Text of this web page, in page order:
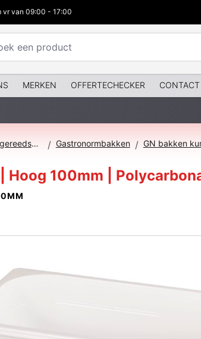
vr van 09:00 - 17:00
MERKEN OFFERTECHECKER CONTACT
Kleinkeuken & Koksgereedschap / Gastronormbakken / GN bakken
Hoog 100mm |